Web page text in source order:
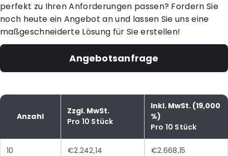
perfekt zu Ihren Anforderungen passen? Fordern Sie
noch heute ein Angebot an und lassen Sie uns eine
maßgeschneiderte Lösung für Sie erstellen!
Angebotsanfrage
Anzahl
Zzgl. MwSt.
Pro 10 Stück
Inkl. MwSt. (19,000
%)
Pro 10 Stück
10 €2.242,14 €2.668,15